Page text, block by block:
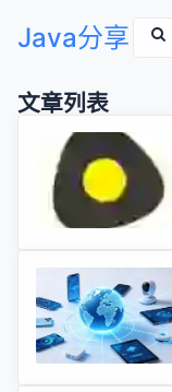
Java分享
文章列表